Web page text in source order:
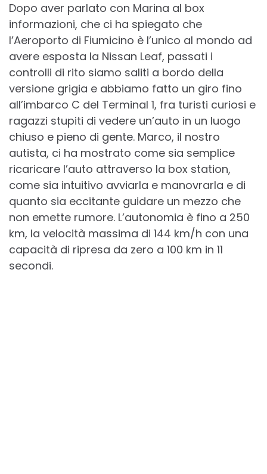
Dopo aver parlato con Marina al box
informazioni, che ci ha spiegato che
l’Aeroporto di Fiumicino è l’unico al mondo ad
avere esposta la Nissan Leaf, passati i
controlli di rito siamo saliti a bordo della
versione grigia e abbiamo fatto un giro fino
all’imbarco C del Terminal 1, fra turisti curiosi e
ragazzi stupiti di vedere un’auto in un luogo
chiuso e pieno di gente. Marco, il nostro
autista, ci ha mostrato come sia semplice
ricaricare l’auto attraverso la box station,
come sia intuitivo avviarla e manovrarla e di
quanto sia eccitante guidare un mezzo che
non emette rumore. L’autonomia è fino a 250
km, la velocità massima di 144 km/h con una
capacità di ripresa da zero a 100 km in 11
secondi.